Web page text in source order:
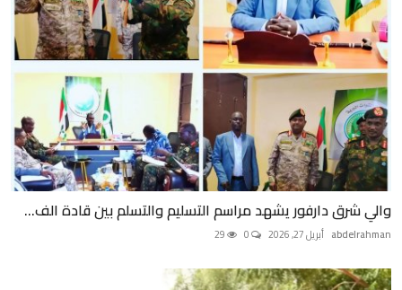
والي شرق دارفور يشهد مراسم التسليم والتسلم بين قادة الف...
abdelrahman أبريل 27, 2026